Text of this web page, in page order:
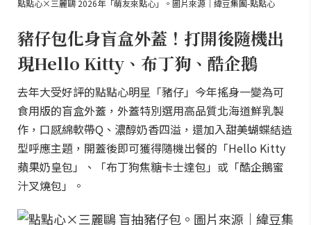
點點心×三麗鷗 2026年「萌友來點心」。圖片來源｜緯豆集團-點點心
豬仔包化身盲盒外蓋！打開後隨機出
現Hello Kitty、布丁狗、酷企鵝
去年大受好評的點點心明星「豬仔」今年搖身一變為可
食用版的盲盒外蓋，外蓋特別選用高品質北海道鮮乳製
作，口感綿軟帶Q、濃醇奶香四溢，還加入甜美蝴蝶結造
型呼應主題，開蓋後即可獲得隨機出餐的「Hello Kitty
蘋果奶皇包」、「布丁狗焦糖卡士達包」或「酷企鵝蜜
汁叉燒包」。